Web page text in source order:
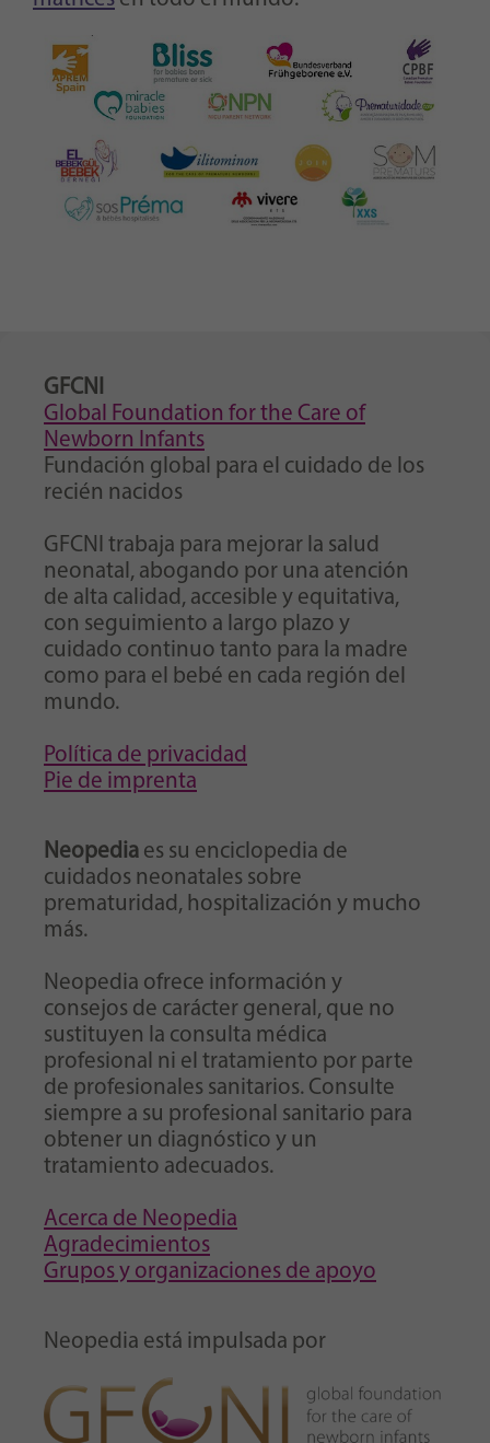
GFCNI
Global Foundation for the Care of
Newborn Infants
Fundación global para el cuidado de los
recién nacidos
GFCNI trabaja para mejorar la salud
neonatal, abogando por una atención
de alta calidad, accesible y equitativa,
con seguimiento a largo plazo y
cuidado continuo tanto para la madre
como para el bebé en cada región del
mundo.
Política de privacidad
Pie de imprenta
Neopedia es su enciclopedia de
cuidados neonatales sobre
prematuridad, hospitalización y mucho
más.
Neopedia ofrece información y
consejos de carácter general, que no
sustituyen la consulta médica
profesional ni el tratamiento por parte
de profesionales sanitarios. Consulte
siempre a su profesional sanitario para
obtener un diagnóstico y un
tratamiento adecuados.
Acerca de Neopedia
Agradecimientos
Grupos y organizaciones de apoyo
Neopedia está impulsada por